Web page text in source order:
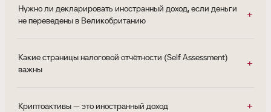
Нужно ли декларировать иностранный доход, если деньги
не переведены в Великобританию
Какие страницы налоговой отчётности (Self Assessment)
важны
Криптоактивы — это иностранный доход